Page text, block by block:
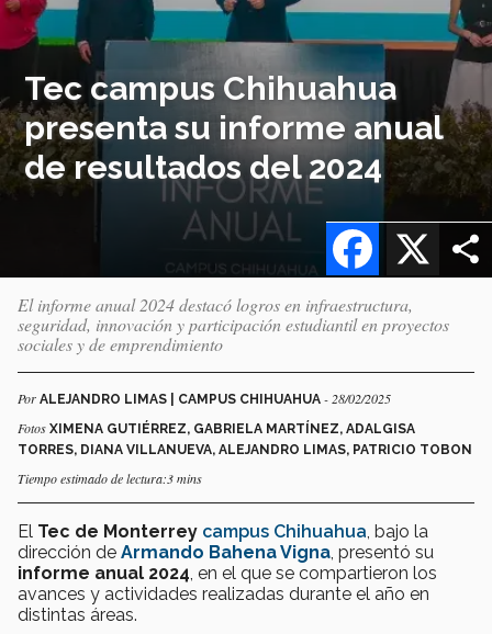
Tec campus Chihuahua
presenta su informe anual
de resultados del 2024
X
Facebook
El informe anual 2024 destacó logros en infraestructura,
seguridad, innovación y participación estudiantil en proyectos
sociales y de emprendimiento
Por ALEJANDRO LIMAS | CAMPUS CHIHUAHUA - 28/02/2025
Fotos XIMENA GUTIÉRREZ, GABRIELA MARTÍNEZ, ADALGISA
TORRES, DIANA VILLANUEVA, ALEJANDRO LIMAS, PATRICIO TOBON
Tiempo estimado de lectura:3 mins
El Tec de Monterrey campus Chihuahua , bajo la
dirección de Armando Bahena Vigna , presentó su
informe anual 2024 , en el que se compartieron los
avances y actividades realizadas durante el año en
distintas áreas.